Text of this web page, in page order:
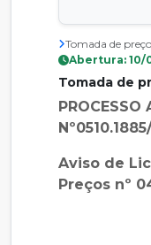
Tomada de
Abertura: 10/
Tomada de
PROCESSO
Aviso de
Preços nº